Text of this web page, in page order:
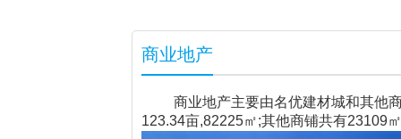
商业地产
商业地产主要由名优建材城和其他商
123.34亩,82225㎡;其他商铺共有23109